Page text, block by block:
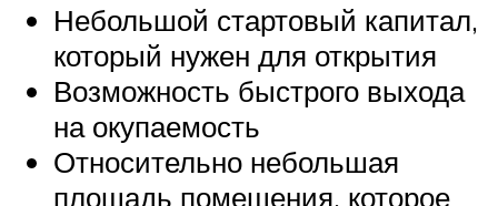
Небольшой стартовый капитал,
который нужен для открытия
Возможность быстрого выхода
на окупаемость
Относительно небольшая
площадь помещения, которое